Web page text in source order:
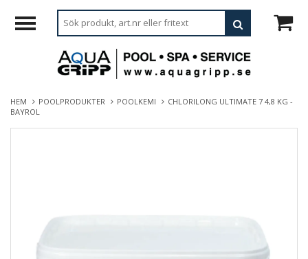
HEM POOLPRODUKTER POOLKEMI
CHLORILONG ULTIMATE 7 4,8 KG -
BAYROL